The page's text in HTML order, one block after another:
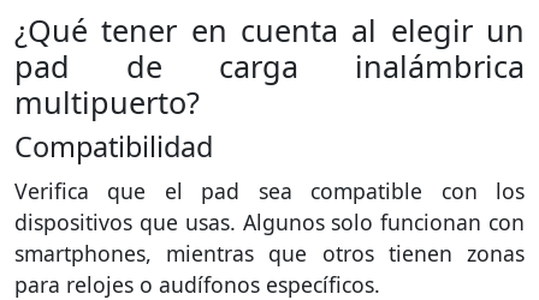
¿Qué tener en cuenta al elegir un
pad de carga inalámbrica
multipuerto?
Compatibilidad
Verifica que el pad sea compatible con los
dispositivos que usas. Algunos solo funcionan con
smartphones, mientras que otros tienen zonas
para relojes o audífonos específicos.